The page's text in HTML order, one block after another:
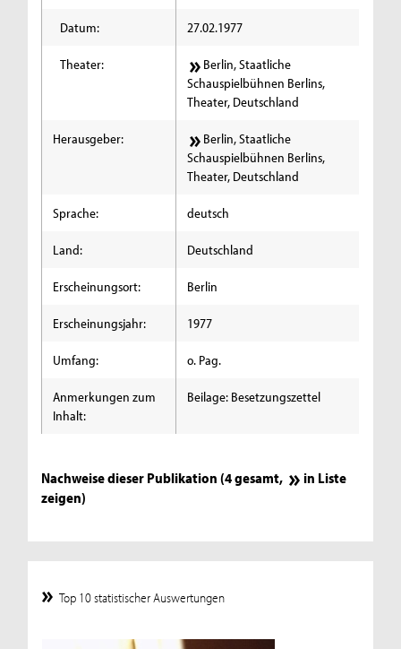
Datum: 27.02.1977
Theater:
Berlin, Staatliche
Schauspielbühnen Berlins,
Theater, Deutschland
Herausgeber:
Berlin, Staatliche
Schauspielbühnen Berlins,
Theater, Deutschland
Sprache: deutsch
Land: Deutschland
Erscheinungsort: Berlin
Erscheinungsjahr: 1977
Umfang: o. Pag.
Anmerkungen zum
Inhalt:
Beilage: Besetzungszettel
Nachweise dieser Publikation (4 gesamt,
in Liste
zeigen)
Top 10 statistischer Auswertungen